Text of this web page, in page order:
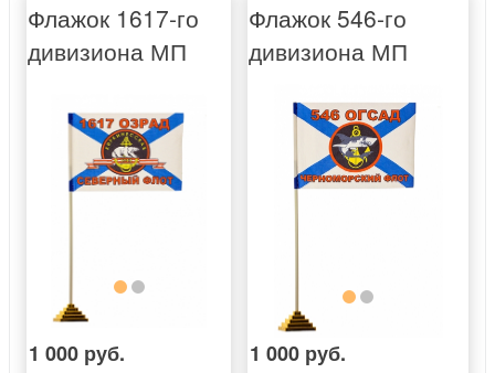
Флажок 1617-го
дивизиона МП
1 000 руб.
Флажок 546-го
дивизиона МП
1 000 руб.